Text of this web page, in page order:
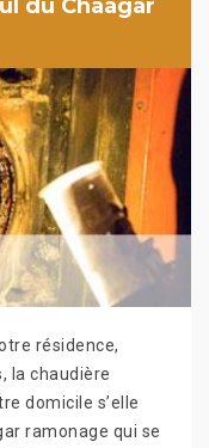
du Chaagar
résidence,
la chaudière
domicile s’elle
ramonage qui se